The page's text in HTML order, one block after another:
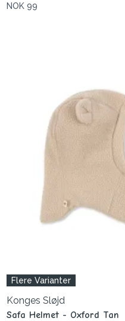
NOK 99
Flere Varianter
Konges Sløjd
Safa Helmet - Oxford Tan